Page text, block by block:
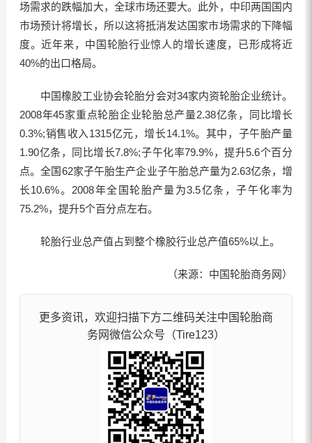
场需求的跌幅加大，全球市场还要大。此外，中印两国国内
市场预计将增长，所以这将抵消发达国家市场需求的下降幅
度。近年来，中国轮胎行业惊人的增长速度，已形成将近
40%的出口格局。
中国橡胶工业协会轮胎分会对34家内资轮胎企业统计。
2008年45家重点轮胎企业轮胎总产量2.38亿条，同比增长
0.3%;销售收入1315亿元，增长14.1%。其中，子午胎产量
1.90亿条，同比增长7.8%;子午化率79.9%，提升5.6个百分
点。全国62家子午胎生产企业子午胎总产量为2.63亿条，增
长10.6%。2008年全国轮胎产量为3.5亿条，子午化率为
75.2%，提升5个百分点左右。
轮胎行业总产值占到整个橡胶行业总产值65%以上。
（来源：中国轮胎商务网）
更多资讯，欢迎扫描下方二维码关注中国轮胎商
务网微信公众号（Tire123）